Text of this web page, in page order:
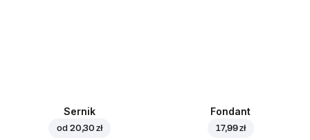
Sernik
od 20,30 zł
Fondant
17,99 zł